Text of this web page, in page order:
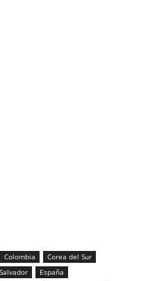
Colombia
Corea del Sur
España